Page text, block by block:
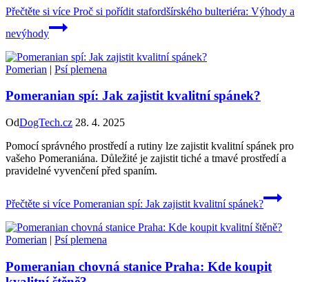
Přečtěte si více Proč si pořídit stafordšírského bulteriéra: Výhody a
nevýhody
Pomerian | Psí plemena
Pomeranian spí: Jak zajistit kvalitní spánek?
OdDogTech.cz 28. 4. 2025
Pomocí správného prostředí a rutiny lze zajistit kvalitní spánek pro
vašeho Pomeraniána. Důležité je zajistit tiché a tmavé prostředí a
pravidelné vyvenčení před spaním.
Přečtěte si více Pomeranian spí: Jak zajistit kvalitní spánek?
Pomerian | Psí plemena
Pomeranian chovná stanice Praha: Kde koupit